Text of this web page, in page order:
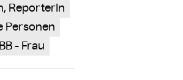
ReporterIn
Personen
- Frau